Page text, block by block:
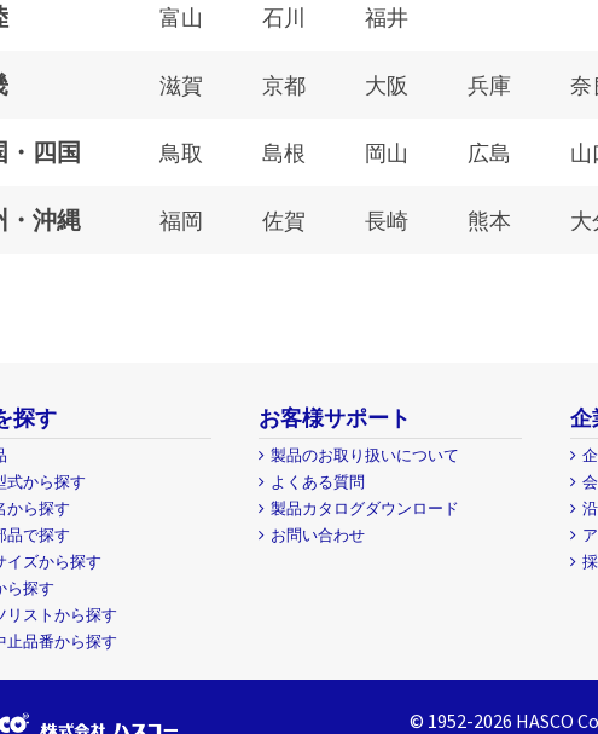
富山 石川 福井
滋賀 京都 大阪 兵庫 奈
・四国 鳥取 島根 岡山 広島 山
・沖縄 福岡 佐賀 長崎 熊本 大
探す
式から探す
から探す
品で探す
イズから探す
ら探す
リストから探す
止品番から探す
お客様サポート
製品のお取り扱いについて
よくある質問
製品カタログダウンロード
お問い合わせ
企
© 1952-2026 HASCO